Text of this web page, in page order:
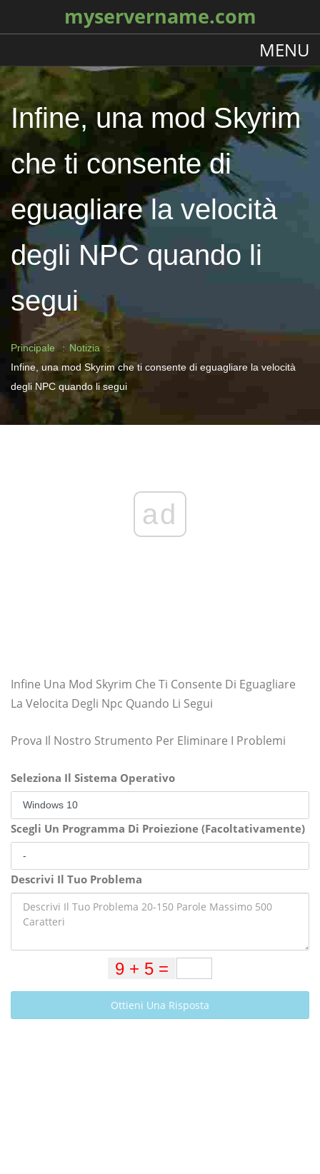
myservername.com
MENU
Infine, una mod Skyrim
che ti consente di
eguagliare la velocità
degli NPC quando li
segui
Principale
Notizia
Infine, una mod Skyrim che ti consente di eguagliare la velocità
degli NPC quando li segui
ad
Infine Una Mod Skyrim Che Ti Consente Di Eguagliare
La Velocita Degli Npc Quando Li Segui
Prova Il Nostro Strumento Per Eliminare I Problemi
Seleziona Il Sistema Operativo
Scegli Un Programma Di Proiezione (Facoltativamente)
Descrivi Il Tuo Problema
Ottieni Una Risposta